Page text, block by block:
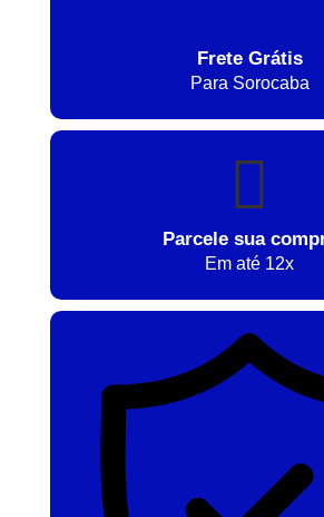
Frete Grátis
Para Sorocaba
Parcele sua
Em até 12x